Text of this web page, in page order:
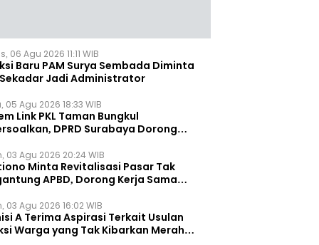
06 Agu 2026 11:11 WIB
Baru PAM Surya Sembada Diminta
Jadi Administrator
05 Agu 2026 18:33 WIB
Link PKL Taman Bungkul
DPRD Surabaya Dorong
03 Agu 2026 20:24 WIB
Minta Revitalisasi Pasar Tak
APBD, Dorong Kerja Sama
03 Agu 2026 16:02 WIB
A Terima Aspirasi Terkait Usulan
Warga yang Tak Kibarkan Merah